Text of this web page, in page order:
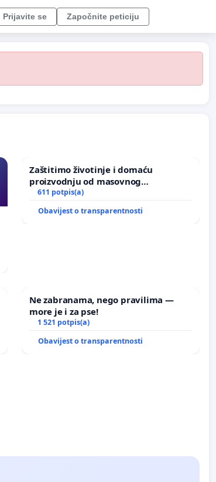
Prijavite se Započnite peticiju
Zaštitimo životinje i domaću
proizvodnju od masovnog
uništavanja zbog afričke svinjske
kuge
611 potpis(a)
Obavijest o transparentnosti
Ne zabranama, nego pravilima —
more je i za pse!
1 521 potpis(a)
Obavijest o transparentnosti